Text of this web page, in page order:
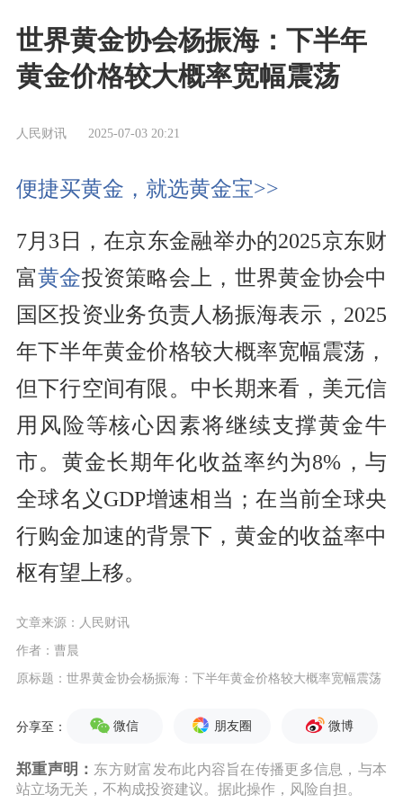
世界黄金协会杨振海：下半年
黄金价格较大概率宽幅震荡
人民财讯 2025-07-03 20:21
便捷买黄金，就选黄金宝>>
7月3日，在京东金融举办的2025京东财
富黄金投资策略会上，世界黄金协会中
国区投资业务负责人杨振海表示，2025
年下半年黄金价格较大概率宽幅震荡，
但下行空间有限。中长期来看，美元信
用风险等核心因素将继续支撑黄金牛
市。黄金长期年化收益率约为8%，与
全球名义GDP增速相当；在当前全球央
行购金加速的背景下，黄金的收益率中
枢有望上移。
文章来源：人民财讯
作者：曹晨
原标题：世界黄金协会杨振海：下半年黄金价格较大概率宽幅震荡
分享至： 微信 朋友圈 微博
郑重声明： 东方财富发布此内容旨在传播更多信息，与本
站立场无关，不构成投资建议。据此操作，风险自担。